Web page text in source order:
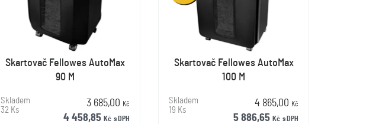
Skartovač Fellowes AutoMax
90 M
Skladem
32 Ks
3 685,00 Kč
4 458,85Kč s DPH
Skartovač Fellowes AutoMax
100 M
Skladem
19 Ks
4 865,00 Kč
5 886,65Kč s DPH